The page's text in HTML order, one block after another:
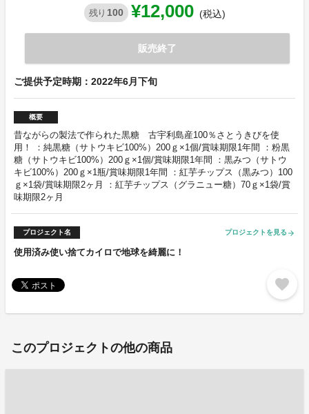
残り 100 ¥12,000 (税込)
販売終了
ご提供予定時期：2022年6月下旬
概要
昔ながらの製法で作られた黒糖 古宇利島産100％さとうきびを使
用！ ：純黒糖（サトウキビ100%）200ｇ×1個/賞味期限1年間 ：粉黒
糖（サトウキビ100%）200ｇ×1個/賞味期限1年間 ：黒みつ（サトウ
キビ100%）200ｇ×1瓶/賞味期限1年間 ：紅芋チップス（黒みつ）100
ｇ×1袋/賞味期限2ヶ月 ：紅芋チップス（グラニュー糖）70ｇ×1袋/賞
味期限2ヶ月
プロジェクト名 プロジェクトを見る arrow_forward
使用済み使い捨てカイロで地球を綺麗に！
favorite
このプロジェクトの他の商品